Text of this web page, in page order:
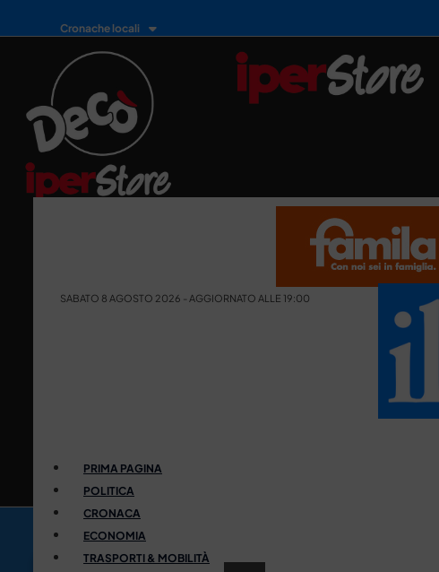
Cronache locali
SABATO 8 AGOSTO 2026 - AGGIORNATO ALLE 19:00
PRIMA PAGINA
POLITICA
CRONACA
ECONOMIA
TRASPORTI & MOBILITÀ